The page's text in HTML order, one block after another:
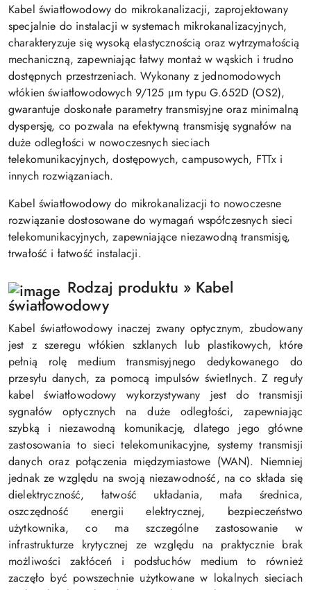
Kabel światłowodowy do mikrokanalizacji, zaprojektowany
specjalnie do instalacji w systemach mikrokanalizacyjnych,
charakteryzuje się wysoką elastycznością oraz wytrzymałością
mechaniczną, zapewniając łatwy montaż w wąskich i trudno
dostępnych przestrzeniach. Wykonany z jednomodowych
włókien światłowodowych 9/125 μm typu G.652D (OS2),
gwarantuje doskonałe parametry transmisyjne oraz minimalną
dyspersję, co pozwala na efektywną transmisję sygnałów na
duże odległości w nowoczesnych sieciach
telekomunikacyjnych, dostępowych, campusowych, FTTx i
innych rozwiązaniach.
Kabel światłowodowy do mikrokanalizacji to nowoczesne
rozwiązanie dostosowane do wymagań współczesnych sieci
telekomunikacyjnych, zapewniające niezawodną transmisję,
trwałość i łatwość instalacji.
Rodzaj produktu » Kabel
światłowodowy
Kabel światłowodowy inaczej zwany optycznym, zbudowany
jest z szeregu włókien szklanych lub plastikowych, które
pełnią rolę medium transmisyjnego dedykowanego do
przesyłu danych, za pomocą impulsów świetlnych. Z reguły
kabel światłowodowy wykorzystywany jest do transmisji
sygnałów optycznych na duże odległości, zapewniając
szybką i niezawodną komunikację, dlatego jego główne
zastosowania to sieci telekomunikacyjne, systemy transmisji
danych oraz połączenia międzymiastowe (WAN). Niemniej
jednak ze względu na swoją niezawodność, na co składa się
dielektryczność, łatwość układania, mała średnica,
oszczędność energii elektrycznej, bezpieczeństwo
użytkownika, co ma szczególne zastosowanie w
infrastrukturze krytycznej ze względu na praktycznie brak
możliwości zakłóceń i podsłuchów medium to również
zaczęło być powszechnie użytkowane w lokalnych sieciach